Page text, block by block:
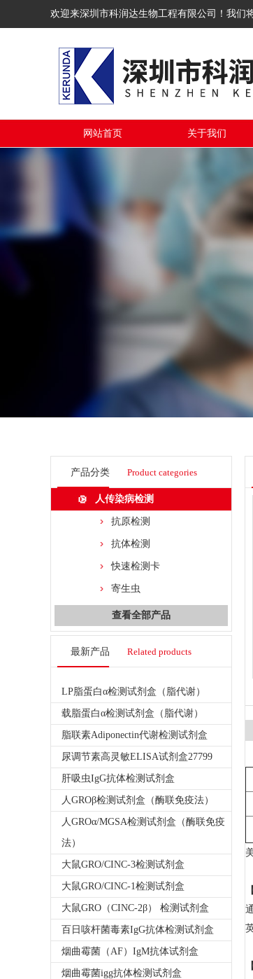
欢迎来深圳市科润达生物工程有限公司！我们
网站首页 关于我们
产品分类 Product categories
人传染病检测
抗原检测
抗体检测
快速检测卡
寄生虫
查看全部产品
最新产品 Related products
LP脂蛋白α检测试剂盒（脂代谢）
载脂蛋白α检测试剂盒（脂代谢）
脂联素Adiponectin代谢检测试剂盒
尿调节素高灵敏ELISA试剂盒27799
肝吸虫IgG抗体检测试剂盒
人GROβ检测试剂盒（酶联免疫法）
人GROα/MGSA检测试剂盒（酶联免疫
法）
大鼠GRO/CINC-3检测试剂盒
大鼠GRO/CINC-1检测试剂盒
大鼠GRO（CINC-2β） 检测试剂盒
百日咳杆菌毒素IgG抗体检测试剂盒
烟曲霉菌（AF）IgM抗体试剂盒
烟曲霉菌igg抗体检测试剂盒